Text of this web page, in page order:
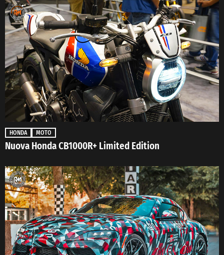
HONDA MOTO
Nuova Honda CB1000R+ Limited Edition